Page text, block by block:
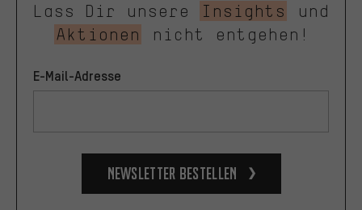
Lass Dir unsere
Insights
und
Aktionen
nicht entgehen!
E-Mail-Adresse
Newsletter bestellen